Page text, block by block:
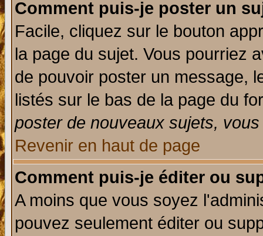
Comment puis-je poster un
Facile, cliquez sur le bouton
la page du sujet. Vous pourriez
de pouvoir poster un message,
listés sur le bas de la page du
poster de nouveaux sujets,
Revenir en haut de page
Comment puis-je éditer ou
A moins que vous soyez
pouvez seulement éditer ou